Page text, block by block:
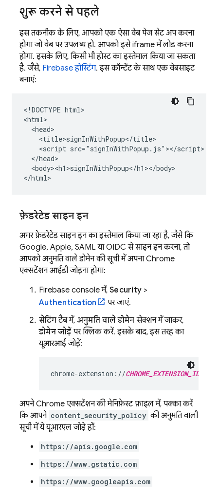
शुरू करने से पहले
इस तकनीक के लिए, आपको एक ऐसा वेब पेज सेट अप करना
होगा जो वेब पर उपलब्ध हो. आपको इसे iframe में लोड करना
होगा. इसके लिए, किसी भी होस्ट का इस्तेमाल किया जा सकता
है. जैसे, Firebase होस्टिंग. इस कॉन्टेंट के साथ एक वेबसाइट
बनाएं:
<!DOCTYPE html>
<html>
  <head>
    <title>signInWithPopup</title>
    <script src="signInWithPopup.js"></script>
  </head>
  <body><h1>signInWithPopup</h1></body>
</html>
फ़ेडरेटेड साइन इन
अगर फ़ेडरेटेड साइन इन का इस्तेमाल किया जा रहा है, जैसे कि
Google, Apple, SAML या OIDC से साइन इन करना, तो
आपको अनुमति वाले डोमेन की सूची में अपना Chrome
एक्सटेंशन आईडी जोड़ना होगा:
Firebase console में, Security >
Authentication
पर जाएं.
सेटिंगटैब में, अनुमति वाले डोमेन सेक्शन में जाकर,
डोमेन जोड़ें पर क्लिक करें. इसके बाद, इस तरह का
यूआरआई जोड़ें:
chrome-extension://CHROME_EXTENSION_ID
अपने Chrome एक्सटेंशन की मेनिफ़ेस्ट फ़ाइल में, पक्का करें
कि आपने content_security_policy की अनुमति वाली
सूची में ये यूआरएल जोड़े हों:
https://apis.google.com
https://www.gstatic.com
https://www.googleapis.com